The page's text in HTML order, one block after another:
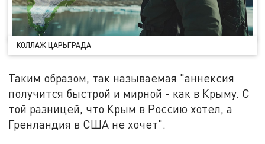
КОЛЛАЖ ЦАРЬГРАДА
Таким образом, так называемая "аннексия
получится быстрой и мирной - как в Крыму. С
той разницей, что Крым в Россию хотел, а
Гренландия в США не хочет".